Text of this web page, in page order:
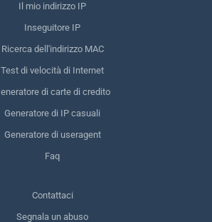
Il mio indirizzo IP
Inseguitore IP
Ricerca dell'indirizzo MAC
Test di velocità di Internet
di carte di credito
Generatore di IP casuali
Generatore di useragent
Faq
Contattaci
Segnala un abuso